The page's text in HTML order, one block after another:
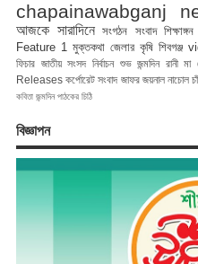
chapainawabganj
আজকে সারাদিনে সংগঠন সংবাদ শিক্ষাঙ্গন
Feature 1 মুক্তকথা জেলার কৃষি শিবগঞ্জ
ফিচার জাতীয় সংসদ নির্বাচন শুভ জন্মদিন রানী মা
Releases কর্পোরেট সংবাদ জাফর জয়নাল নাচোল
কবিতা জন্মদিন পাঠকের চিঠি
বিজ্ঞাপন